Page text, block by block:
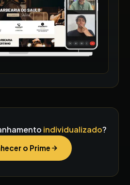
individualizado?
o Prime